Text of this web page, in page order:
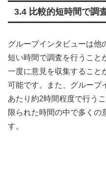
3.4 比較的短時間で調
グループインタビューは他
短い時間で調査を行うこと
一度に意見を収集すること
可能です。また、グループ
あたり約2時間程度で行う
限られた時間の中で多くの
す。